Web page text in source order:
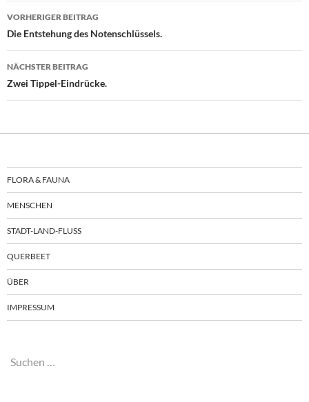
Beitragsnavigation
VORHERIGER BEITRAG
Die Entstehung des Notenschlüssels.
NÄCHSTER BEITRAG
Zwei Tippel-Eindrücke.
FLORA & FAUNA
MENSCHEN
STADT-LAND-FLUSS
QUERBEET
ÜBER
IMPRESSUM
Suchen